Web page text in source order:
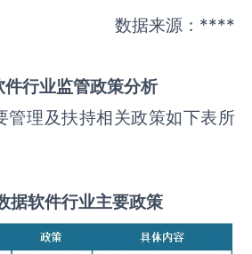
数据来源：****
件行业监管政策分析
管理及扶持相关政策如下表所
据软件行业主要政策